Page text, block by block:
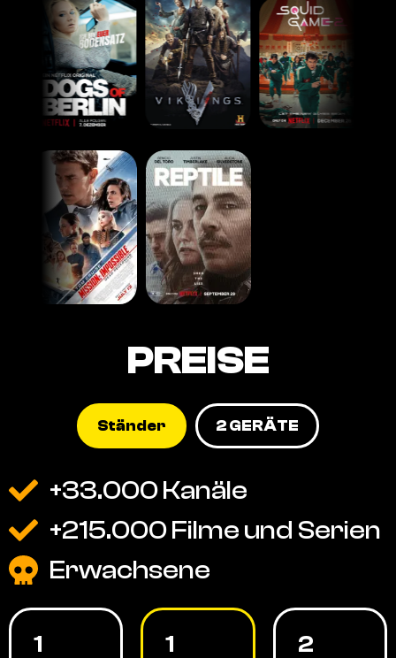
PREISE
Ständer 2 GERÄTE
+33.000 Kanäle
+215.000 Filme und Serien
Erwachsene
1
1
2